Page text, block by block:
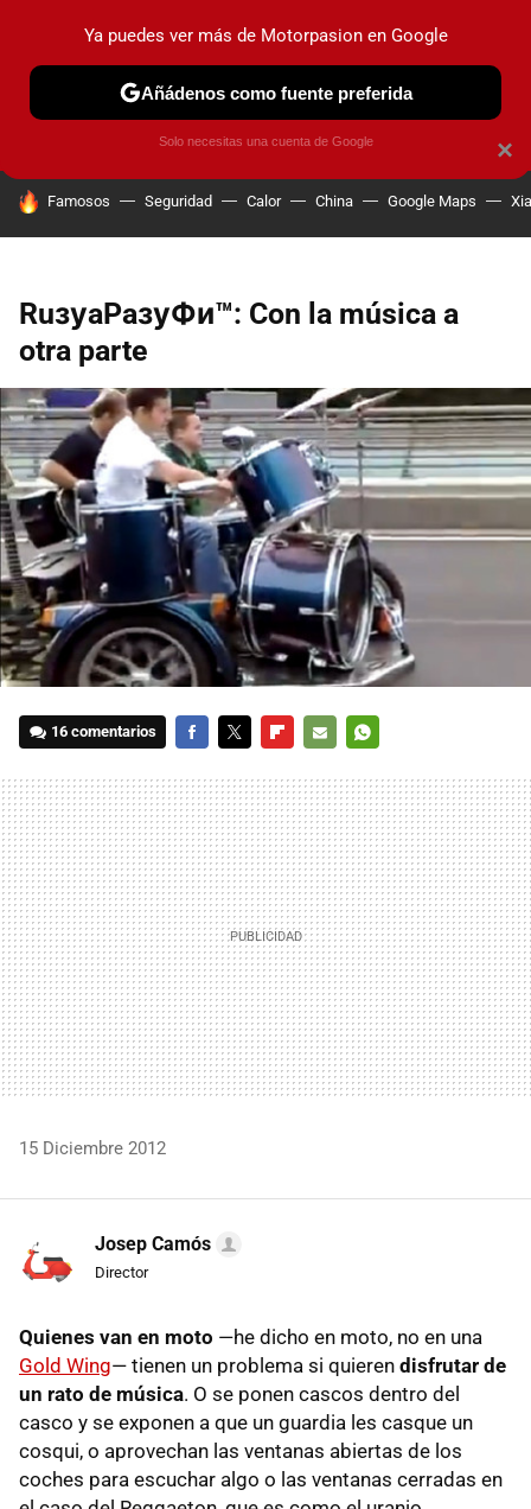
PRUEBAS COCHES ELÉCTRICOS OBSERVATORIO
HOY SE HABLA DE
Famosos Seguridad Calor China Google Maps
RuзуaPaзуФи™: Con la música a
otra parte
16 comentarios
MAIL
15 Diciembre 2012
Josep Camós
Director
Quienes van en moto —he dicho en moto, no en una
Gold Wing— tienen un problema si quieren disfrutar de
un rato de música. O se ponen cascos dentro del
casco y se exponen a que un guardia les casque un
cosqui, o aprovechan las ventanas abiertas de los
coches para escuchar algo o las ventanas cerradas en
×
Ya puedes ver más de Motorpasion en Google
Añádenos como fuente preferida
Solo necesitas una cuenta de Google